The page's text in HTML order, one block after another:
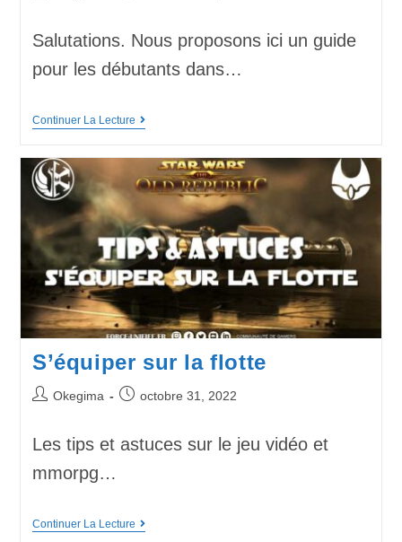
Salutations. Nous proposons ici un guide
pour les débutants dans…
Continuer La Lecture
S’équiper sur la flotte
Okegima octobre 31, 2022
Les tips et astuces sur le jeu vidéo et
mmorpg…
Continuer La Lecture